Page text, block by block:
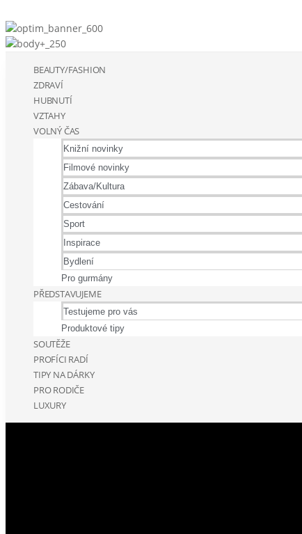
BEAUTY/FASHION
ZDRAVÍ
HUBNUTÍ
VZTAHY
VOLNÝ ČAS
Knižní novinky
Filmové novinky
Zábava/Kultura
Cestování
Sport
Inspirace
Bydlení
Pro gurmány
PŘEDSTAVUJEME
Testujeme pro vás
Produktové tipy
SOUTĚŽE
PROFÍCI RADÍ
TIPY NA DÁRKY
PRO RODIČE
LUXURY